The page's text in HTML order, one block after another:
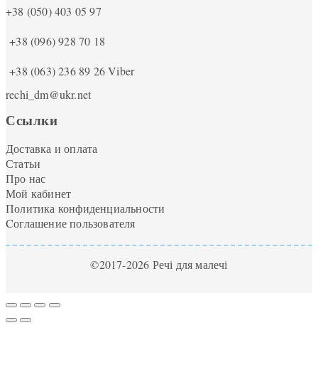
+38 (050) 403 05 97
+38 (096) 928 70 18
+38 (063) 236 89 26Viber
rechi_dm@ukr.net
Ссылки
Доставка и оплата
Статьи
Про нас
Мой кабинет
Политика конфиденциальности
Cоглашение пользователя
©2017-2026 Речі для малечі